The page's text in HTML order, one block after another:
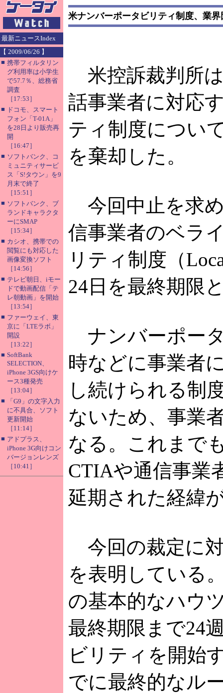
最新ニュースIndex
【 2009/06/26 】
■ 携帯フィルタリン
グ利用率は小学生
で57.7％、総務省
調査
［17:53］
■ ドコモ、スマート
フォン「T-01A」
を28日より販売再
開
［16:47］
■ ソフトバンク、コ
ミュニティサービ
ス「S!タウン」を9
月末で終了
［15:51］
■ ソフトバンク、ブ
ランドキャラクタ
ーにSMAP
［15:34］
■ カシオ、携帯での
閲覧にも対応した
画像変換ソフト
［14:56］
■ テレビ朝日、iモー
ドで動画配信「テ
レ朝動画」を開始
［13:54］
■ ファーウェイ、東
京に「LTEラボ」
開設
［13:22］
■ SoftBank
SELECTION、
iPhone 3GS向けケ
ース3種発売
［13:04］
■
「G9」の文字入力
に不具合、ソフト
更新開始
［11:14］
■ アドプラス、
iPhone 3G向けコン
バージョンレンズ
［10:41］
米ナンバーポータビリティ制度、業
米控訴裁判所
話事業者に対応
ティ制度につい
を棄却した。
今回中止を求
信事業者のベラ
リティ制度（
24日を最終期限
ナンバーポー
時などに事業者
し続けられる制
ないため、事業
なる。これまで
CTIAや通信事業
延期された経緯
今回の裁定に
を表明している
の基本的なハウ
最終期限まで24
ビリティを開始
でに最終的なル